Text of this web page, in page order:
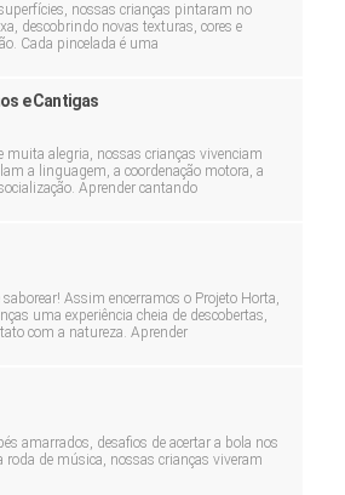
nossas crianças pintaram no
descobrindo novas texturas, cores e
Cada pincelada é uma
e Cantigas
muita alegria, nossas crianças vivenciam
a linguagem, a coordenação motora, a
Aprender cantando
saborear! Assim encerramos o Projeto Horta,
uma experiência cheia de descobertas,
com a natureza. Aprender
amarrados, desafios de acertar a bola nos
roda de música, nossas crianças viveram